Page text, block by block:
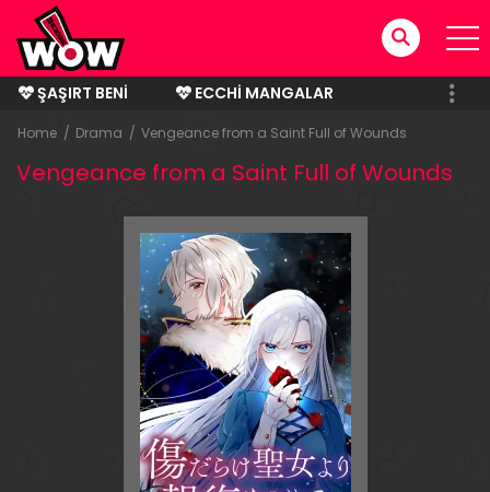
ŞAŞIRT BENI
ECCHI MANGALAR
BITMIŞ MANGALAR
Home Drama Vengeance from a Saint Full of Wounds
Vengeance from a Saint Full of Wounds